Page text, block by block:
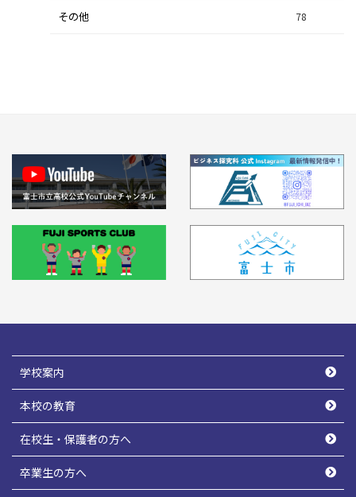
その他 78
学校案内
本校の教育
在校生・保護者の方へ
卒業生の方へ